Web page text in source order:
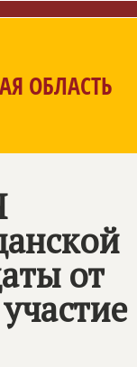
ОБЛАСТЬ
от